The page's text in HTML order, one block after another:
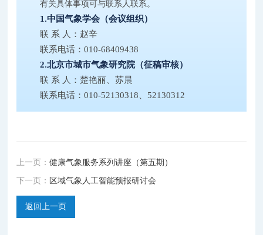
有关具体事项可与联系人联系。
1.中国气象学会（会议组织）
联 系 人：赵辛
联系电话：010-68409438
2.北京市城市气象研究院（征稿审核）
联 系 人：楚艳丽、苏晨
联系电话：010-52130318、52130312
上一页：健康气象服务系列讲座（第五期）
下一页： 区域气象人工智能预报研讨会
返回上一页